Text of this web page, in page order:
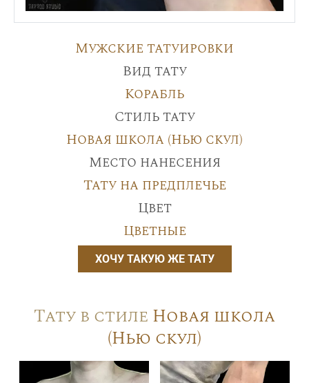
Мужские татуировки
Вид тату
Корабль
Стиль тату
Новая школа (Нью скул)
Место нанесения
Тату на предплечье
Цвет
Цветные
ХОЧУ ТАКУЮ ЖЕ ТАТУ
Тату в стиле Новая школа
(Нью скул)